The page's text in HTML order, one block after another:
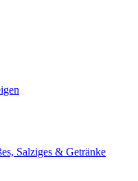
Salziges & Getränke